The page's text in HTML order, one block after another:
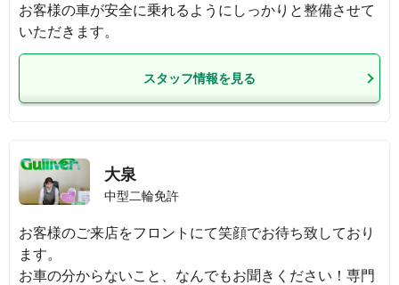
お客様の車が安全に乗れるようにしっかりと整備させて
いただきます。
スタッフ情報を見る
大泉
中型二輪免許
お客様のご来店をフロントにて笑顔でお待ち致しており
ます。
お車の分からないこと、なんでもお聞きください！専門